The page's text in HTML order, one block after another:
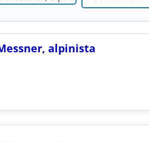
alpinista